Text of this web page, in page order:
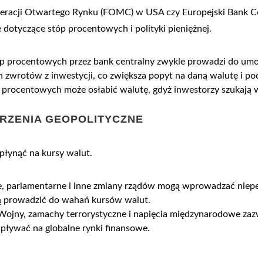
Otwartego Rynku (FOMC) w USA czy Europejski Bank
stóp procentowych i polityki pieniężnej.
procentowych przez bank centralny zwykle prowadzi do
zwrotów z inwestycji, co zwiększa popyt na daną walutę i
może osłabić walutę, gdyż inwestorzy szukają
GEOPOLITYCZNE
na kursy walut.
parlamentarne i inne zmiany rządów mogą wprowadzać
prowadzić do wahań kursów walut.
zamachy terrorystyczne i napięcia międzynarodowe
na globalne rynki finansowe.